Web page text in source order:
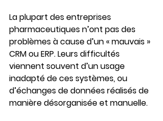
La plupart des entreprises
pharmaceutiques n’ont pas des
problèmes à cause d’un « mauvais »
CRM ou ERP. Leurs difficultés
viennent souvent d’un usage
inadapté de ces systèmes, ou
d’échanges de données réalisés de
manière désorganisée et manuelle.